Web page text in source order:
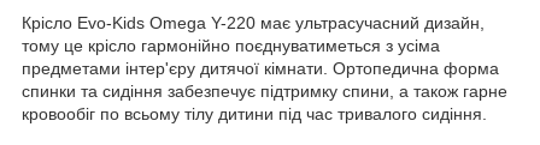
Крісло Evo-Kids Omega Y-220 має ультрасучасний дизайн,
тому це крісло гармонійно поєднуватиметься з усіма
предметами інтер'єру дитячої кімнати. Ортопедична форма
спинки та сидіння забезпечує підтримку спини, а також гарне
кровообіг по всьому тілу дитини під час тривалого сидіння.